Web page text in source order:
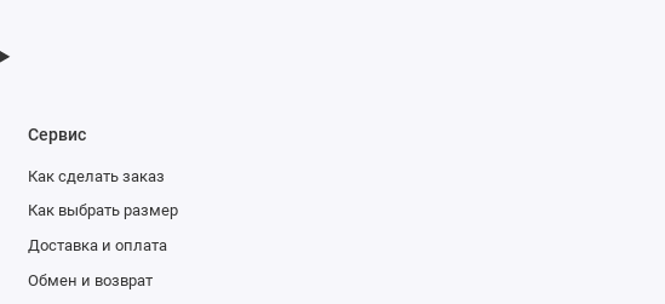
Сервис
Как сделать заказ
Как выбрать размер
Доставка и оплата
Обмен и возврат